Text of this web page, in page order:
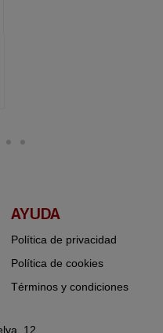
AYUDA
Política de privacidad
Política de cookies
Términos y condiciones
12